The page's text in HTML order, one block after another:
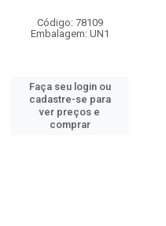
Código: 78109
Embalagem: UN1
Faça seu login ou
cadastre-se para
ver preços e
comprar